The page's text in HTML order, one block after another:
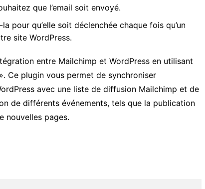
que l’email soit envoyé.
pour qu’elle soit déclenchée chaque fois qu’un
site WordPress.
entre Mailchimp et WordPress en utilisant
Ce plugin vous permet de synchroniser
avec une liste de diffusion Mailchimp et de
de différents événements, tels que la publication
nouvelles pages.